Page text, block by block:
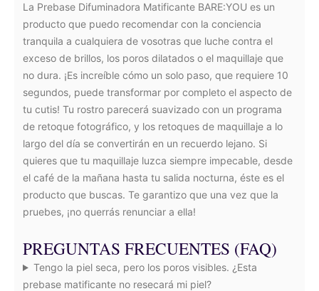
La Prebase Difuminadora Matificante BARE:YOU es un
producto que puedo recomendar con la conciencia
tranquila a cualquiera de vosotras que luche contra el
exceso de brillos, los poros dilatados o el maquillaje que
no dura. ¡Es increíble cómo un solo paso, que requiere 10
segundos, puede transformar por completo el aspecto de
tu cutis! Tu rostro parecerá suavizado con un programa
de retoque fotográfico, y los retoques de maquillaje a lo
largo del día se convertirán en un recuerdo lejano. Si
quieres que tu maquillaje luzca siempre impecable, desde
el café de la mañana hasta tu salida nocturna, éste es el
producto que buscas. Te garantizo que una vez que la
pruebes, ¡no querrás renunciar a ella!
PREGUNTAS FRECUENTES (FAQ)
Tengo la piel seca, pero los poros visibles. ¿Esta
prebase matificante no resecará mi piel?